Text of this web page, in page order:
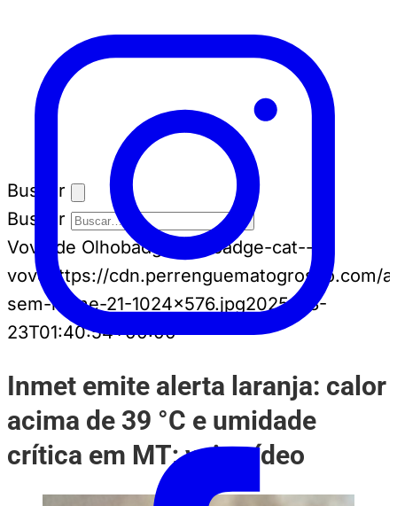
Buscar
Buscar
Vovô de Olhobadge-cat badge-cat--
vovo
https://cdn.perrenguematogrosso.com/
sem-nome-21-1024x576.jpg2025-08-
23T01:40:54+00:00
Inmet emite alerta laranja: calor
acima de 39 °C e umidade
crítica em MT; veja vídeo